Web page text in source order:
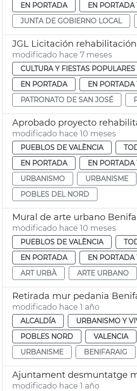
EN PORTADA
EN PORTADA
JUNTA DE GOBIERNO LOCAL
JGL Licitación
modificado hace 7 meses
CULTURA Y FIESTAS POPULARES
EN PORTADA
EN PORTADA
PATRONATO DE SAN JOSÉ
Aprobado proyecto
modificado hace 10 meses
PUEBLOS DE VALÈNCIA
EN PORTADA
EN PORTADA
URBANISMO
URBANISME
POBLES DEL NORD
Mural de arte urbano
modificado hace 10 meses
PUEBLOS DE VALÈNCIA
EN PORTADA
EN PORTADA
ART URBÀ
ARTE URBANO
Retirada mur pedania
modificado hace 1 año
ALCALDÍA URBANISMO Y
POBLES NORD
VALENCIA
URBANISME
BENIFARAIG
Ajuntament desmuntatge
modificado hace 1 año